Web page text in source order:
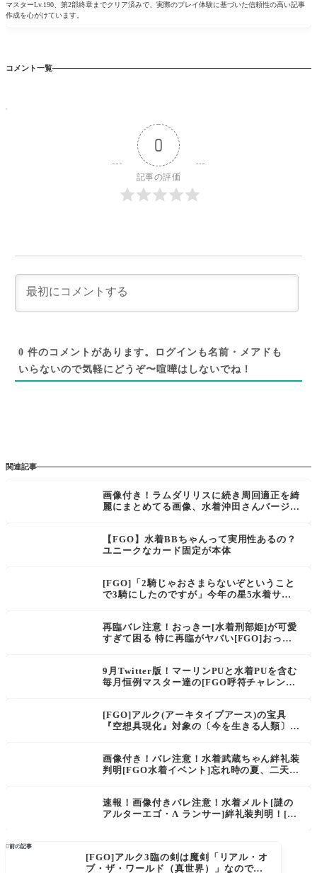
マスターLv.190、第2部終章までクリア済みで、実際のプレイ体験に基づいた信頼性の高い記事
作成を心がけています。
コメント一覧
0
記事の評価
0 件のコメントがあります。ログインも名前・メアドも
いらないので気軽にどうぞ〜喧嘩はしないでね！
関連記事
画像付き！ラムダリリスに続き周回適正を綺
麗にまとめてる画像、水着沖田さんバージョ
【FGO】水着BBちゃんって実用性あるの？
ユニークなカード固定が本体
[FGO]「2騎じゃおさまらないぞということ
で3騎にしたのですが」今年の星5水着サー
2予想
再臨バレ注意！おっきー[水着刑部姫]が可愛
すぎて困る 特に再臨がヤバい[FGO]おっき
9月Twitter版！マーリンPUと水着PUを含む
毎月恒例マスター達の[FGO呼符チャレンジ]
[FGO]アルク(アーキタイプアース)の宝具
『空想具現化』対象の〔今を生きる人類〕の
画像付き！バレ注意！水着武蔵ちゃん絆礼装
判明[FGO水着イベント]忘れ時の夏、二天の
速報！画像付きバレ注意！水着メルト[謎の
アルターエゴ・Λ ランサー]絆礼装判明！[F
前の記事
[FGO]アルク3臨の剣は魔剣「リアル・オ
ブ・ザ・ワールド（真世界）」なので